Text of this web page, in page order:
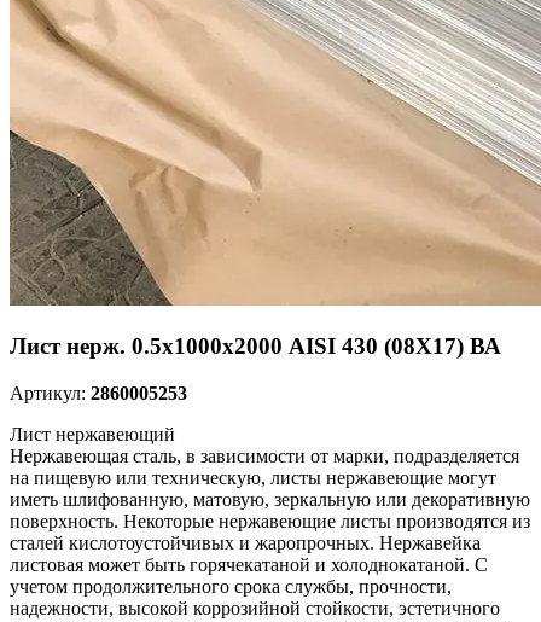
Лист нерж. 0.5х1000х2000 AISI 430 (08Х17) ВА
Артикул: 2860005253
Лист нержавеющий
Нержавеющая сталь, в зависимости от марки, подразделяется
на пищевую или техническую, листы нержавеющие могут
иметь шлифованную, матовую, зеркальную или декоративную
поверхность. Некоторые нержавеющие листы производятся из
сталей кислотоустойчивых и жаропрочных. Нержавейка
листовая может быть горячекатаной и холоднокатаной. С
учетом продолжительного срока службы, прочности,
надежности, высокой коррозийной стойкости, эстетичного